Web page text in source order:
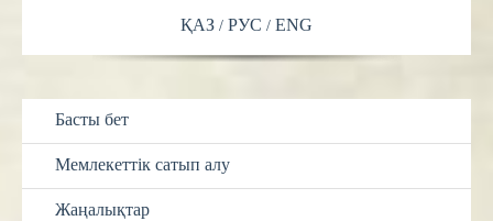
ҚАЗ РУС ENG
Басты бет
Мемлекеттік сатып алу
Жаңалықтар